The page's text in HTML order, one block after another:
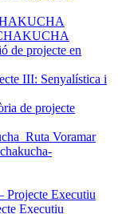
de projecte en
III: Senyalística i
de projecte
Voramar
Projecte Executiu
Executiu